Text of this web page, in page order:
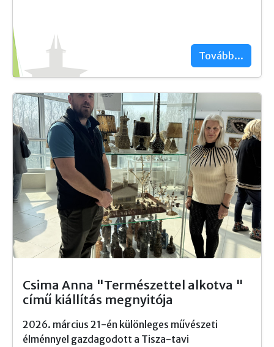
Tovább...
Csima Anna "Természettel alkotva "
című kiállítás megnyitója
2026. március 21-én különleges művészeti
élménnyel gazdagodott a Tisza-tavi